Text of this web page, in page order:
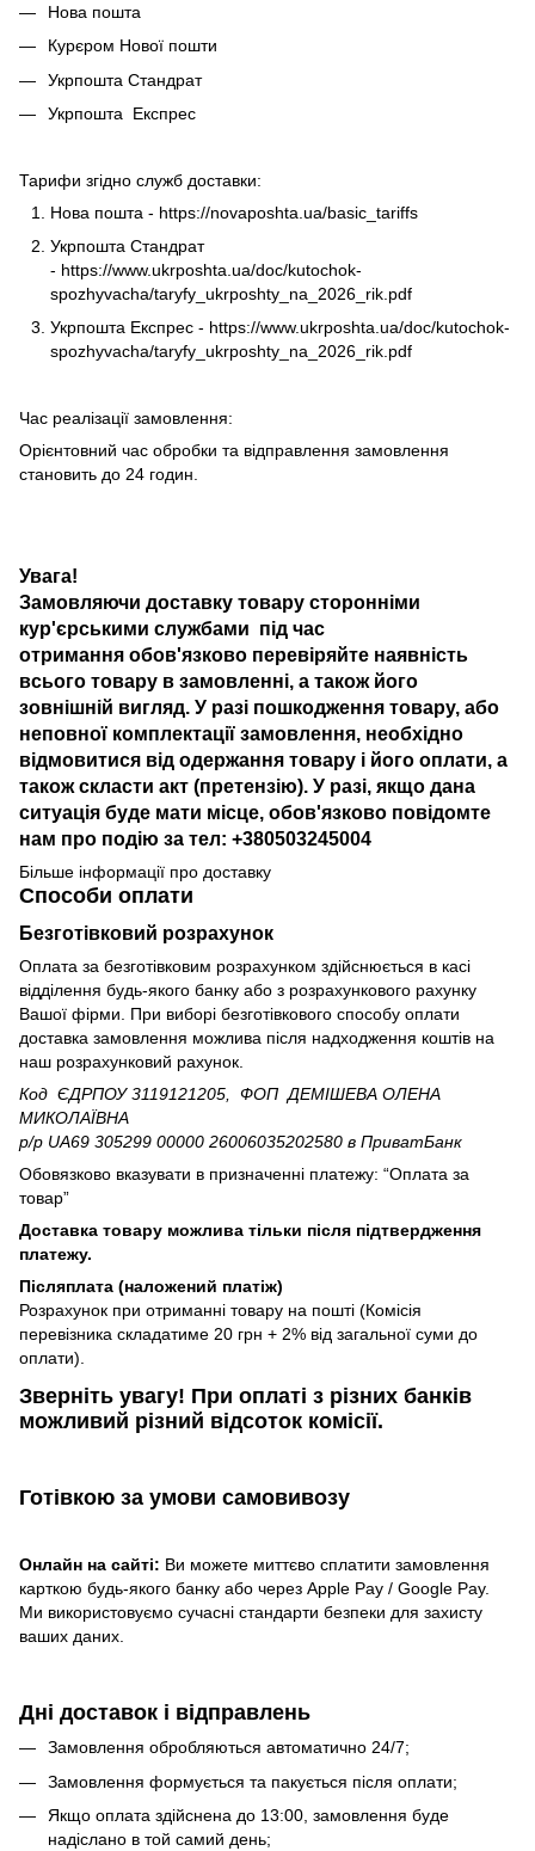
Нова пошта
Курєром Нової пошти
Укрпошта Стандрат
Укрпошта Експрес
Тарифи згідно служб доставки:
Нова пошта - https://novaposhta.ua/basic_tariffs
Укрпошта Стандрат
- https://www.ukrposhta.ua/doc/kutochok-
spozhyvacha/taryfy_ukrposhty_na_2026_rik.pdf
Укрпошта Експрес - https://www.ukrposhta.ua/doc/kutochok-
spozhyvacha/taryfy_ukrposhty_na_2026_rik.pdf
Час реалізації замовлення:
Орієнтовний час обробки та відправлення замовлення
становить до 24 годин.
Увага!
Замовляючи доставку товару сторонніми
кур'єрськими службами під час
отримання обов'язково перевіряйте наявність
всього товару в замовленні, а також його
зовнішній вигляд. У разі пошкодження товару, або
неповної комплектації замовлення, необхідно
відмовитися від одержання товару і його оплати, а
також скласти акт (претензію). У разі, якщо дана
ситуація буде мати місце, обов'язково повідомте
нам про подію за тел: +380503245004
Більше інформації про доставку
Способи оплати
Безготівковий розрахунок
Оплата за безготівковим розрахунком здійснюється в касі
відділення будь-якого банку або з розрахункового рахунку
Вашої фірми. При виборі безготівкового способу оплати
доставка замовлення можлива після надходження коштів на
наш розрахунковий рахунок.
Код ЄДРПОУ 3119121205, ФОП ДЕМІШЕВА ОЛЕНА
МИКОЛАЇВНА
р/р UA69 305299 00000 26006035202580 в ПриватБанк
Обовязково вказувати в призначенні платежу: “Оплата за
товар”
Доставка товару можлива тільки після підтвердження
платежу.
Післяплата (наложений платіж)
Розрахунок при отриманні товару на пошті (Комісія
перевізника складатиме 20 грн + 2% від загальної суми до
оплати).
Зверніть увагу!​ При оплаті з різних банків
можливий різний відсоток комісії.
Готівкою за умови самовивозу
Онлайн на сайті: Ви можете миттєво сплатити замовлення
карткою будь-якого банку або через Apple Pay / Google Pay.
Ми використовуємо сучасні стандарти безпеки для захисту
ваших даних.
Дні доставок і відправлень
Замовлення обробляються автоматично 24/7;
Замовлення формується та пакується після оплати;
Якщо оплата здійснена до 13:00, замовлення буде
надіслано в той самий день;